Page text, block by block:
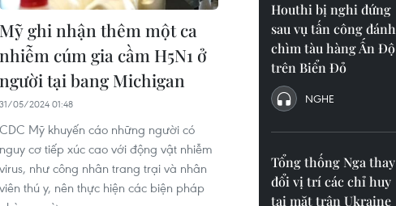
Mỹ ghi nhận thêm một ca
nhiễm cúm gia cầm H5N1 ở
người tại bang Michigan
31/05/2024 01:48
CDC Mỹ khuyến cáo những người có
nguy cơ tiếp xúc cao với động vật nhiễm
virus, như công nhân trang trại và nhân
viên thú y, nên thực hiện các biện pháp
Houthi bị nghi đứng
sau vụ tấn công đánh
chìm tàu hàng Ấn Độ
trên Biển Đỏ
NGHE
Tổng thống Nga thay
đổi vị trí các chỉ huy
tại mặt trận Ukraine